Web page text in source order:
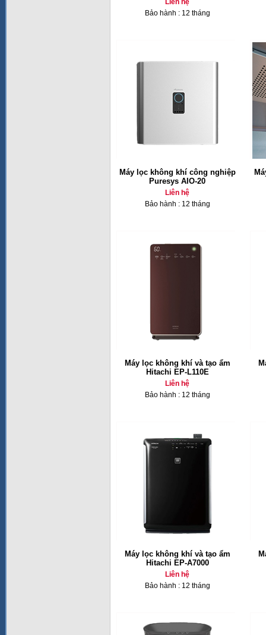
Liên hệ
Bảo hành : 12 tháng
Máy lọc không khí công nghiệp
Puresys AIO-20
Liên hệ
Bảo hành : 12 tháng
Máy lọc không khí và tạo ẩm
Hitachi EP-L110E
Liên hệ
Bảo hành : 12 tháng
Máy lọc không khí và tạo ẩm
Hitachi EP-A7000
Liên hệ
Bảo hành : 12 tháng